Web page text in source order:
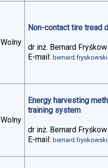
Wolny
Non-contact tire tread
dr inż. Bernard
E-mail:
Wolny
Energy harvesting
training system
dr inż. Bernard
E-mail: